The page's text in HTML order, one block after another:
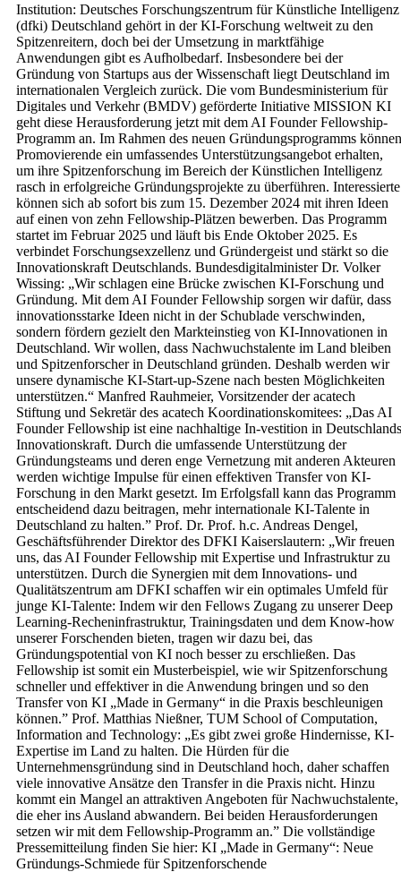
Institution: Deutsches Forschungszentrum für Künstliche Intelligenz
(dfki) Deutschland gehört in der KI-Forschung weltweit zu den
Spitzenreitern, doch bei der Umsetzung in marktfähige
Anwendungen gibt es Aufholbedarf. Insbesondere bei der
Gründung von Startups aus der Wissenschaft liegt Deutschland im
internationalen Vergleich zurück. Die vom Bundesministerium für
Digitales und Verkehr (BMDV) geförderte Initiative MISSION KI
geht diese Herausforderung jetzt mit dem AI Founder Fellowship-
Programm an. Im Rahmen des neuen Gründungsprogramms können
Promovierende ein umfassendes Unterstützungsangebot erhalten,
um ihre Spitzenforschung im Bereich der Künstlichen Intelligenz
rasch in erfolgreiche Gründungsprojekte zu überführen. Interessierte
können sich ab sofort bis zum 15. Dezember 2024 mit ihren Ideen
auf einen von zehn Fellowship-Plätzen bewerben. Das Programm
startet im Februar 2025 und läuft bis Ende Oktober 2025. Es
verbindet Forschungsexzellenz und Gründergeist und stärkt so die
Innovationskraft Deutschlands. Bundesdigitalminister Dr. Volker
Wissing: „Wir schlagen eine Brücke zwischen KI-Forschung und
Gründung. Mit dem AI Founder Fellowship sorgen wir dafür, dass
innovationsstarke Ideen nicht in der Schublade verschwinden,
sondern fördern gezielt den Markteinstieg von KI-Innovationen in
Deutschland. Wir wollen, dass Nachwuchstalente im Land bleiben
und Spitzenforscher in Deutschland gründen. Deshalb werden wir
unsere dynamische KI-Start-up-Szene nach besten Möglichkeiten
unterstützen.“ Manfred Rauhmeier, Vorsitzender der acatech
Stiftung und Sekretär des acatech Koordinationskomitees: „Das AI
Founder Fellowship ist eine nachhaltige In-vestition in Deutschlands
Innovationskraft. Durch die umfassende Unterstützung der
Gründungsteams und deren enge Vernetzung mit anderen Akteuren
werden wichtige Impulse für einen effektiven Transfer von KI-
Forschung in den Markt gesetzt. Im Erfolgsfall kann das Programm
entscheidend dazu beitragen, mehr internationale KI-Talente in
Deutschland zu halten.” Prof. Dr. Prof. h.c. Andreas Dengel,
Geschäftsführender Direktor des DFKI Kaiserslautern: „Wir freuen
uns, das AI Founder Fellowship mit Expertise und Infrastruktur zu
unterstützen. Durch die Synergien mit dem Innovations- und
Qualitätszentrum am DFKI schaffen wir ein optimales Umfeld für
junge KI-Talente: Indem wir den Fellows Zugang zu unserer Deep
Learning-Recheninfrastruktur, Trainingsdaten und dem Know-how
unserer Forschenden bieten, tragen wir dazu bei, das
Gründungspotential von KI noch besser zu erschließen. Das
Fellowship ist somit ein Musterbeispiel, wie wir Spitzenforschung
schneller und effektiver in die Anwendung bringen und so den
Transfer von KI „Made in Germany“ in die Praxis beschleunigen
können.” Prof. Matthias Nießner, TUM School of Computation,
Information and Technology: „Es gibt zwei große Hindernisse, KI-
Expertise im Land zu halten. Die Hürden für die
Unternehmensgründung sind in Deutschland hoch, daher schaffen
viele innovative Ansätze den Transfer in die Praxis nicht. Hinzu
kommt ein Mangel an attraktiven Angeboten für Nachwuchstalente,
die eher ins Ausland abwandern. Bei beiden Herausforderungen
setzen wir mit dem Fellowship-Programm an.” Die vollständige
Pressemitteilung finden Sie hier: KI „Made in Germany“: Neue
Gründungs-Schmiede für Spitzenforschende